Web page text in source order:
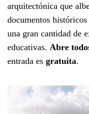
arquitectónica que
documentos
una gran cantidad de
educativas. Abre
entrada es gratuita.